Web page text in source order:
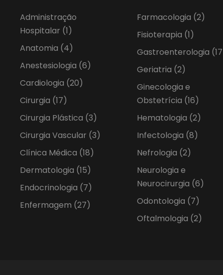
Administração
Hospitalar (1)
Anatomia (4)
Anestesiologia (6)
Cardiologia (20)
Cirurgia (17)
Cirurgia Plástica (3)
Cirurgia Vascular (3)
Clínica Médica (18)
Dermatologia (15)
Endocrinologia (7)
Enfermagem (27)
Farmacologia (2)
Fisioterapia (1)
Gastroenterologia
Geriatria (2)
Ginecologia e
Obstetrícia (16)
Hematologia (2)
Infectologia (8)
Nefrologia (2)
Neurologia e
Neurocirurgia (6)
Odontologia (7)
Oftalmologia (2)